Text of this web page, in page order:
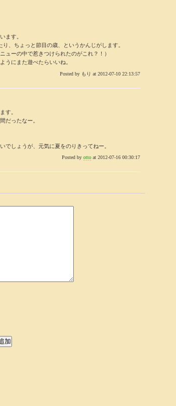
ます。
、ちょっと節目の歳、というかんじがします。
ューの中で惹きつけられたのがこれ？！）
うにまた遊べたらいいね。
Posted by もり at 2012-07-10 22:13:57
す。
だったなー。
でしょうが、元気に夏をのりきってねー。
Posted by otto at 2012-07-16 00:30:17